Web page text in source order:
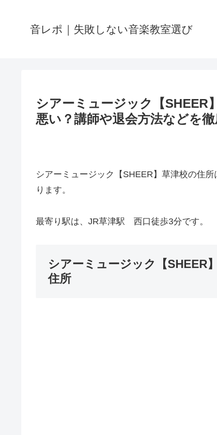
音レポ｜失敗しない音楽教室選び
シアーミュージック【SHEER
悪い？講師や退会方法などを
シアーミュージック【SHEER】草津校の住
ります。
最寄り駅は、JR草津駅 西口徒歩3分です。
シアーミュージック【SHEER
住所